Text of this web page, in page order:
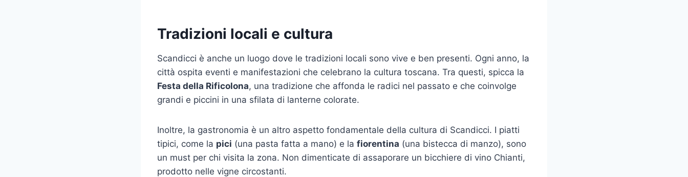
Tradizioni locali e cultura
Scandicci è anche un luogo dove le tradizioni locali sono vive e ben presenti. Ogni anno, la
città ospita eventi e manifestazioni che celebrano la cultura toscana. Tra questi, spicca la
Festa della Rificolona, una tradizione che affonda le radici nel passato e che coinvolge
grandi e piccini in una sfilata di lanterne colorate.
Inoltre, la gastronomia è un altro aspetto fondamentale della cultura di Scandicci. I piatti
tipici, come la pici (una pasta fatta a mano) e la fiorentina (una bistecca di manzo), sono
un must per chi visita la zona. Non dimenticate di assaporare un bicchiere di vino Chianti,
prodotto nelle vigne circostanti.